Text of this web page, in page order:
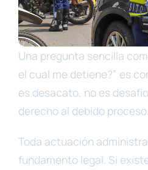
Una pregunta sencilla
el cual me detiene?” es
es desacato, no es
derecho al debido proceso.
Toda actuación
fundamento legal. Si